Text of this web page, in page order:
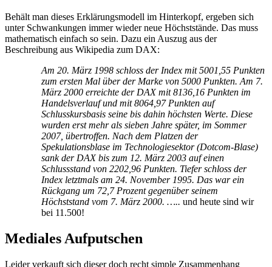
Behält man dieses Erklärungsmodell im Hinterkopf, ergeben sich
unter Schwankungen immer wieder neue Höchststände. Das muss
mathematisch einfach so sein. Dazu ein Auszug aus der
Beschreibung aus Wikipedia zum DAX:
Am 20. März 1998 schloss der Index mit 5001,55 Punkten
zum ersten Mal über der Marke von 5000 Punkten. Am 7.
März 2000 erreichte der DAX mit 8136,16 Punkten im
Handelsverlauf und mit 8064,97 Punkten auf
Schlusskursbasis seine bis dahin höchsten Werte. Diese
wurden erst mehr als sieben Jahre später, im Sommer
2007, übertroffen. Nach dem Platzen der
Spekulationsblase im Technologiesektor (Dotcom-Blase)
sank der DAX bis zum 12. März 2003 auf einen
Schlussstand von 2202,96 Punkten. Tiefer schloss der
Index letztmals am 24. November 1995. Das war ein
Rückgang um 72,7 Prozent gegenüber seinem
Höchststand vom 7. März 2000. ….. und heute sind wir
bei 11.500!
Mediales Aufputschen
Leider verkauft sich dieser doch recht simple Zusammenhang